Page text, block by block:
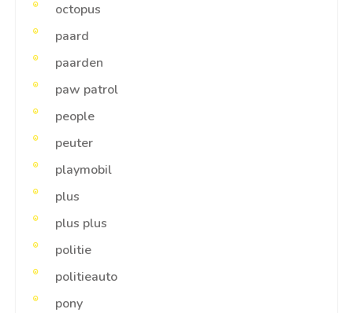
octopus
paard
paarden
paw patrol
people
peuter
playmobil
plus
plus plus
politie
politieauto
pony